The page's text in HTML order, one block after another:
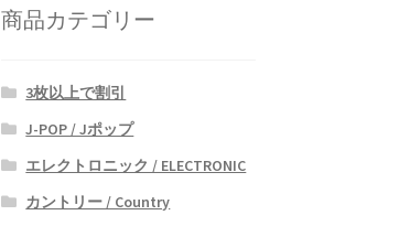
商品カテゴリー
3枚以上で割引
J-POP / Jポップ
エレクトロニック / ELECTRONIC
カントリー / Country